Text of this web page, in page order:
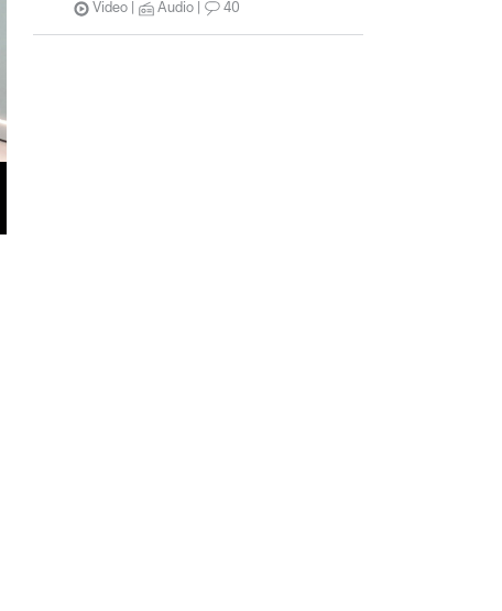
Video Audio 40